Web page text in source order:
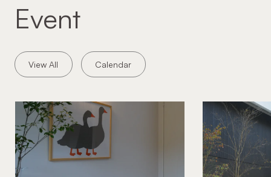
Event
View All Calendar